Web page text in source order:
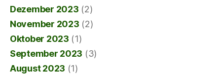
Dezember 2023 (2)
November 2023 (2)
Oktober 2023 (1)
September 2023 (3)
August 2023 (1)